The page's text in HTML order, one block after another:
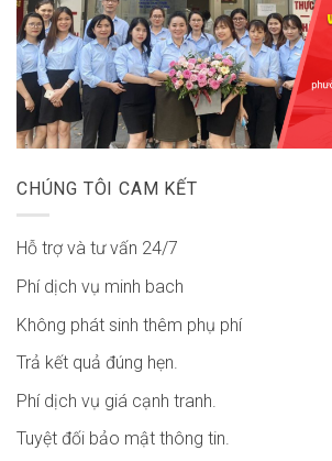
CHÚNG TÔI CAM KẾT
Hỗ trợ và tư vấn 24/7
Phí dịch vụ minh bach
Không phát sinh thêm phụ phí
Trả kết quả đúng hẹn.
Phí dịch vụ giá cạnh tranh.
Tuyệt đối bảo mật thông tin.